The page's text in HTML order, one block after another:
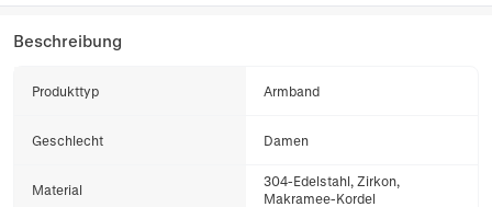
Beschreibung
Produkttyp Armband
Geschlecht Damen
Material
304-Edelstahl, Zirkon,
Makramee-Kordel